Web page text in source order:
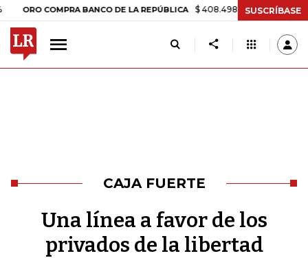
BANCO DE LA REPÚBLICA $ 408.498,97 +$ 8.753,81 +2,19%
SUSCRÍBASE
CAJA FUERTE
Una línea a favor de los
privados de la libertad